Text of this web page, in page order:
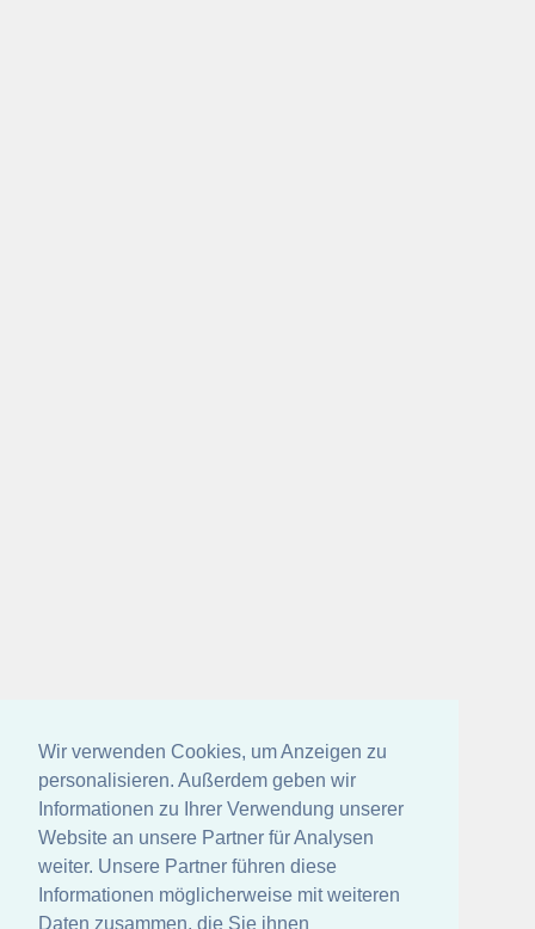
Wir verwenden Cookies, um Anzeigen zu
personalisieren. Außerdem geben wir
Informationen zu Ihrer Verwendung unserer
Website an unsere Partner für Analysen
weiter. Unsere Partner führen diese
Informationen möglicherweise mit weiteren
Daten zusammen, die Sie ihnen